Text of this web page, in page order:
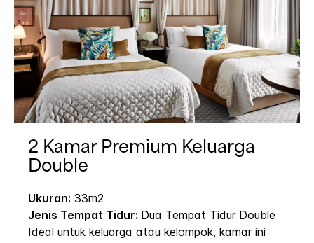
2 Kamar Premium Keluarga
Double
Ukuran: 33m2
Jenis Tempat Tidur: Dua Tempat Tidur Double
Ideal untuk keluarga atau kelompok, kamar ini